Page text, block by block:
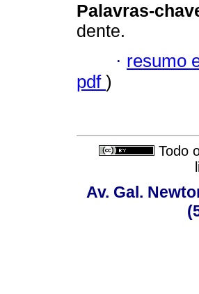
Palavras-
dente.
· resumo
pdf )
Todo
Av. Gal.